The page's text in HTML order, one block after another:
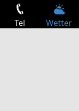
Tel Wetter